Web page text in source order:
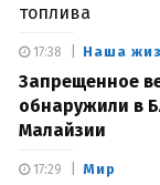
топлива
Наша
Запрещенное
обнаружили в
Малайзии
17:38
Мир
17:29